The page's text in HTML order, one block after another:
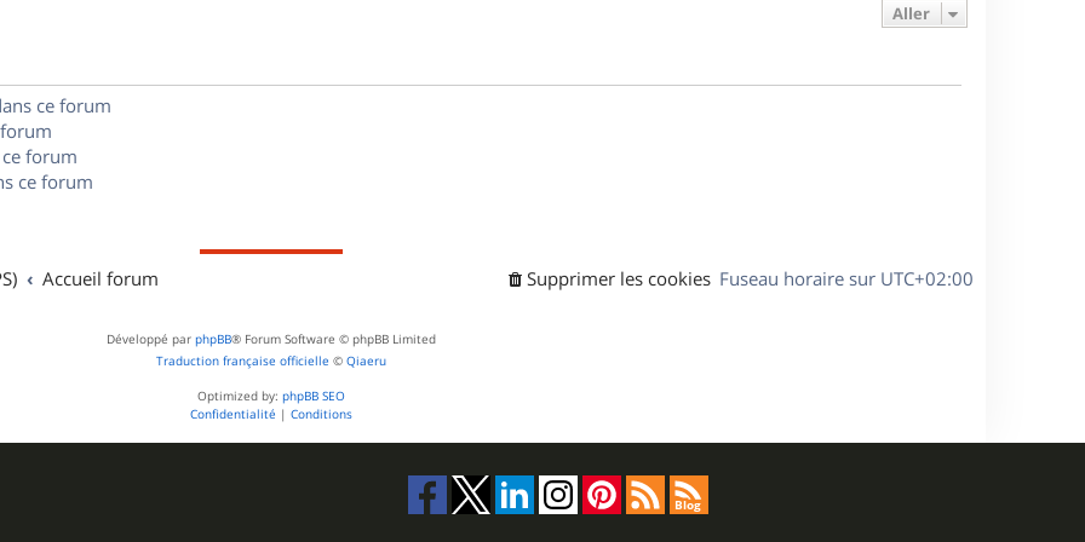
e
Aller
ce forum
forum
ce forum
Accueil forum Fuseau horaire sur UTC+02:00
Supprimer les cookies
Développé par phpBB® Forum Software © phpBB Limited
Traduction française officielle © Qiaeru
Optimized by: phpBB SEO
Confidentialité | Conditions